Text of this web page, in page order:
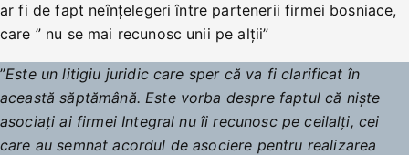
ar fi de fapt neînțelegeri între partenerii firmei bosniace,
care ” nu se mai recunosc unii pe alții”
”Este un litigiu juridic care sper că va fi clarificat în
această săptămână. Este vorba despre faptul că niște
asociați ai firmei Integral nu îi recunosc pe ceilalți, cei
care au semnat acordul de asociere pentru realizarea